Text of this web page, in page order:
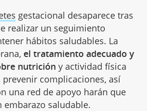
gestacional desaparece tras
realizar un seguimiento
hábitos saludables. La
el tratamiento adecuado y
nutrición y actividad física
prevenir complicaciones, así
una red de apoyo harán que
saludable.